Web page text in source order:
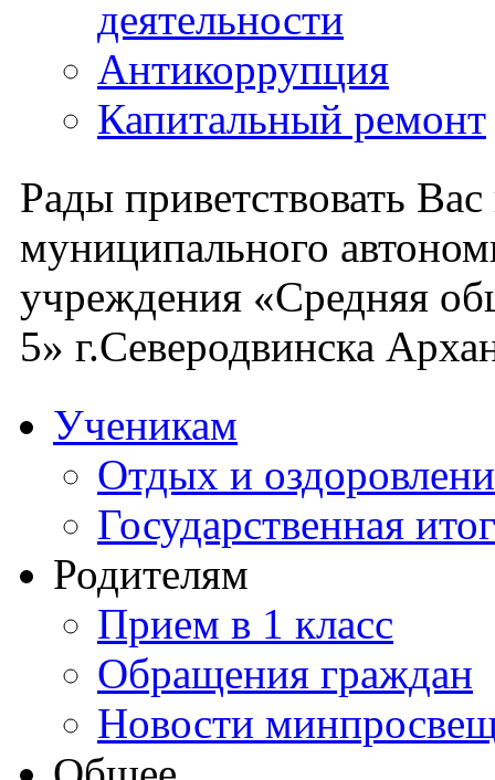
деятельности
Антикоррупция
Капитальный ремонт
Рады приветствовать
муниципального
учреждения «Средняя
5» г.Северодвинска
Ученикам
Отдых и
Государственная
Родителям
Прием в 1 класс
Обращения граждан
Новости